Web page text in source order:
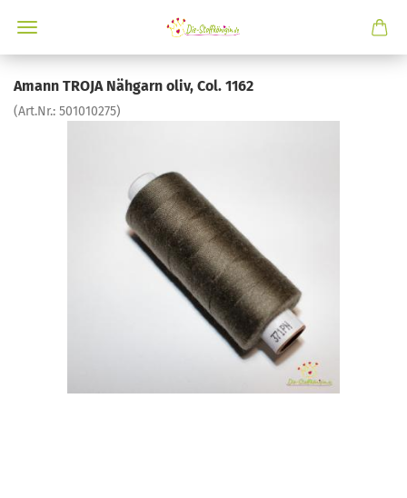
Amann TROJA Nähgarn oliv, Col. 1162
(Art.Nr.: 501010275)